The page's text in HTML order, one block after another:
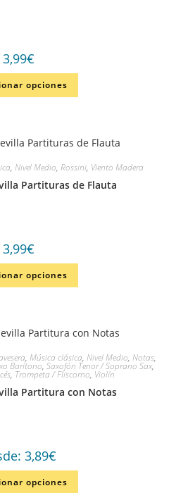
3,99€
opciones
, Nivel Medio, Rossini, Viento Madera
Partituras de Flauta
3,99€
opciones
, Música clásica, Nivel Medio, Notas,
Barítono, Saxofón Tenor / Soprano Sax,
, Trompeta / Fliscorno, Violín
Partitura con Notas
3,89€
opciones